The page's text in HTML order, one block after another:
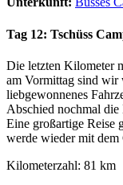
Tag 12: Tschüss
Die letzten Kilometer
am Vormittag sind
liebgewonnenes
Abschied nochmal die
Eine großartige Reise
werde wieder mit dem
Kilometerzahl: 81 km